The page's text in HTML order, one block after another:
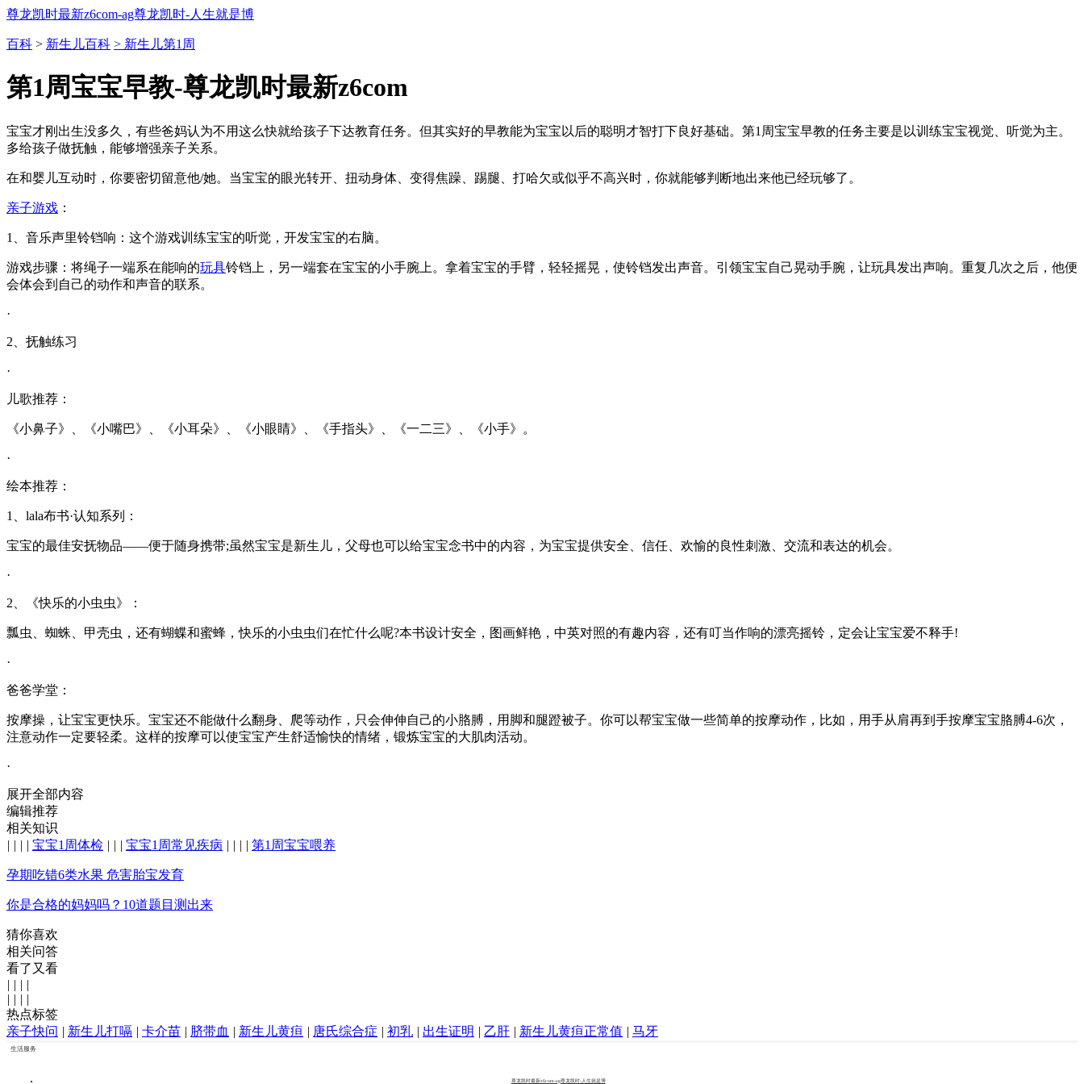
尊龙凯时最新z6com-ag尊龙凯时-人生就是博
百科 > 新生儿百科 > 新生儿第1周
第1周宝宝早教-尊龙凯时最新z6com
宝宝才刚出生没多久，有些爸妈认为不用这么快就给孩子下达教育任务。但其实好的早教能为宝宝以后的聪明才智打下良好基础。第1周宝宝早教的任务主要是以训练宝宝视觉、听觉为主。
多给孩子做抚触，能够增强亲子关系。
在和婴儿互动时，你要密切留意他/她。当宝宝的眼光转开、扭动身体、变得焦躁、踢腿、打哈欠或似乎不高兴时，你就能够判断地出来他已经玩够了。
亲子游戏 ：
1、音乐声里铃铛响：这个游戏训练宝宝的听觉，开发宝宝的右脑。
游戏步骤：将绳子一端系在能响的玩具铃铛上，另一端套在宝宝的小手腕上。拿着宝宝的手臂，轻轻摇晃，使铃铛发出声音。引领宝宝自己晃动手腕，让玩具发出声响。重复几次之后，他便
会体会到自己的动作和声音的联系。
·
2、抚触练习
·
儿歌推荐：
《小鼻子》、《小嘴巴》、《小耳朵》、《小眼睛》、《手指头》、《一二三》、《小手》。
·
绘本推荐：
1、lala布书·认知系列：
宝宝的最佳安抚物品——便于随身携带;虽然宝宝是新生儿，父母也可以给宝宝念书中的内容，为宝宝提供安全、信任、欢愉的良性刺激、交流和表达的机会。
·
2、《快乐的小虫虫》：
瓢虫、蜘蛛、甲壳虫，还有蝴蝶和蜜蜂，快乐的小虫虫们在忙什么呢?本书设计安全，图画鲜艳，中英对照的有趣内容，还有叮当作响的漂亮摇铃，定会让宝宝爱不释手!
·
爸爸学堂：
按摩操，让宝宝更快乐。宝宝还不能做什么翻身、爬等动作，只会伸伸自己的小胳膊，用脚和腿蹬被子。你可以帮宝宝做一些简单的按摩动作，比如，用手从肩再到手按摩宝宝胳膊4-6次，
注意动作一定要轻柔。这样的按摩可以使宝宝产生舒适愉快的情绪，锻炼宝宝的大肌肉活动。
·
展开全部内容
编辑推荐
相关知识
| | | | 宝宝1周体检 | | | 宝宝1周常见疾病 | | | | 第1周宝宝喂养
孕期吃错6类水果 危害胎宝发育
你是合格的妈妈吗？10道题目测出来
猜你喜欢
相关问答
看了又看
| | | |
| | | |
热点标签
亲子快问 | 新生儿打嗝 | 卡介苗 | 脐带血 | 新生儿黄疸 | 唐氏综合症 | 初乳 | 出生证明 | 乙肝 | 新生儿黄疸正常值 | 马牙
生活服务
尊龙凯时最新z6com-ag尊龙凯时-人生就是博